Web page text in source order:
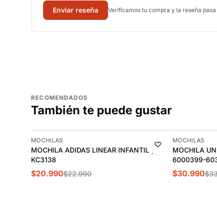
Enviar reseña Verificamos tu compra y la reseña
RECOMENDADOS
También te puede gustar
-9%
MOCHILAS
MOCHILA ADIDAS LINEAR INFANTIL |
KC3138
$20.990$22.990
-9%
MOCHILAS
MOCHILA
6000399-
$30.990